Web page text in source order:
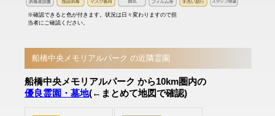
※確認できると色が付きます。状況は日々変わりますので担
当者にご確認ください。
船橋中央メモリアルパーク の近隣霊園
船橋中央メモリアルパーク から10km圏内の
優良霊園・墓地(←まとめて地図で確認)